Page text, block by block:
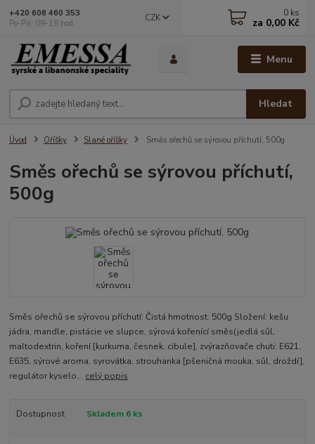
Menu
CZK
Hledat
+420 608 460 353
Po-Pá: 09-18 hod.
0 ks
za 0,00 Kč
Úvod Oříšky Slané oříšky Směs ořechů se sýrovou příchutí, 500g
Směs ořechů se sýrovou příchutí,
500g
Směs ořechů se sýrovou příchutí: Čistá hmotnost: 500g Složení: kešu
jádra, mandle, pistácie ve slupce, sýrová kořenící směs(jedlá sůl,
maltodextrin, koření [kurkuma, česnek, cibule], zvýrazňovače chuti: E621,
E635, sýrové aroma, syrovátka, strouhanka [pšeničná mouka, sůl, droždí],
regulátor kyselo... celý popis
Dostupnost Skladem 6 ks